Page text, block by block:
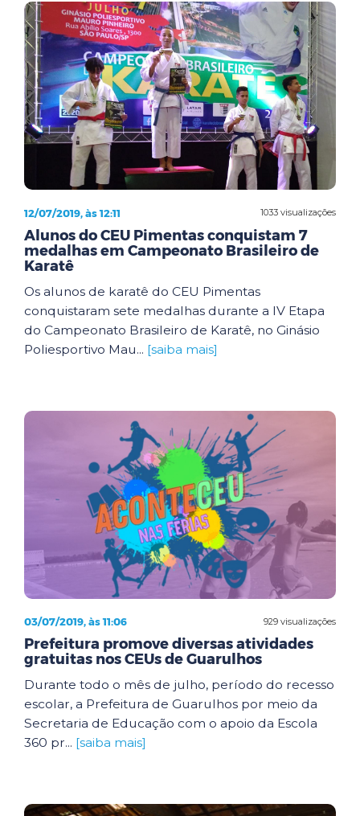
1033 visualizações
12/07/2019, às 12:11
Alunos do CEU Pimentas conquistam 7
medalhas em Campeonato Brasileiro de
Karatê
Os alunos de karatê do CEU Pimentas
conquistaram sete medalhas durante a IV Etapa
do Campeonato Brasileiro de Karatê, no Ginásio
Poliesportivo Mau... [saiba mais]
929 visualizações
03/07/2019, às 11:06
Prefeitura promove diversas atividades
gratuitas nos CEUs de Guarulhos
Durante todo o mês de julho, período do recesso
escolar, a Prefeitura de Guarulhos por meio da
Secretaria de Educação com o apoio da Escola
360 pr... [saiba mais]